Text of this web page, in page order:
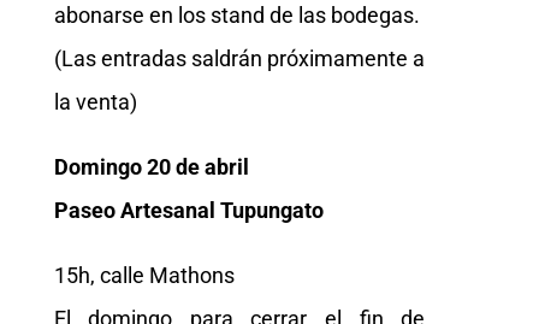
abonarse en los stand de las bodegas.
(Las entradas saldrán próximamente a
la venta)
Domingo 20 de abril
Paseo Artesanal Tupungato
15h, calle Mathons
El domingo para cerrar el fin de